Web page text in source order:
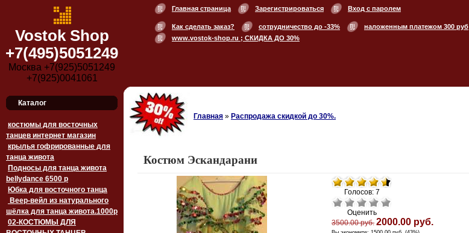
Vostok Shop
+7(495)5051249
Москва +7(925)5051249
+7(925)0041061
Главная страница Зарегистрироваться Вход с паролем
Как сделать заказ? сотрудничество до -33% наложенным платежом 300 руб
www.vostok-shop.ru ; СКИДКА ДО 30%
Каталог
костюмы для восточных
танцев интернет магазин
крылья гофрированные для
танца живота
Подносы для танца живота
bellydance 6500 p
Юбка для восточного танца
Веер-вейл из натурального
шёлка для танца живота.1000p
02-КОСТЮМЫ ДЛЯ
Главная » Распродажа скидкой до 30%.
Костюм Эскандарани
Голосов: 7
Оценить
3500.00 руб. 2000.00 руб.